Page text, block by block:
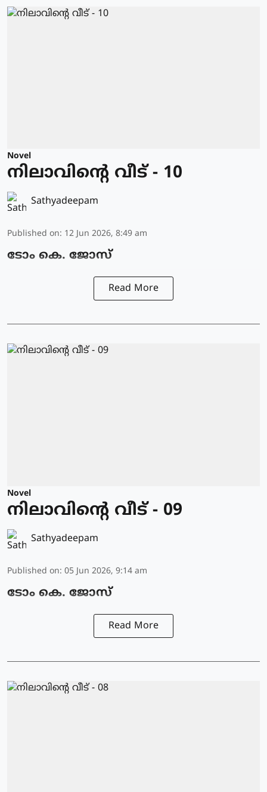
Novel
നിലാവിന്റെ വീട് - 10
Sathyadeepam
Published on: 12 Jun 2026, 8:49 am
ടോം കെ. ജോസ്
Read More
Novel
നിലാവിന്റെ വീട് - 09
Sathyadeepam
Published on: 05 Jun 2026, 9:14 am
ടോം കെ. ജോസ്
Read More